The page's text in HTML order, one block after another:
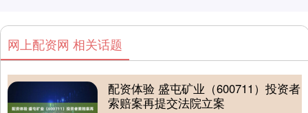
网上配资网 相关话题
配资体验 盛屯矿业（600711）投资者
索赔案再提交法院立案